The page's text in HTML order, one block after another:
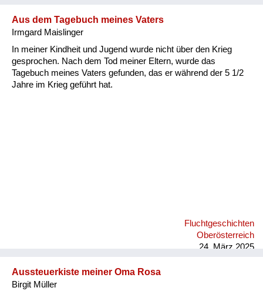
Aus dem Tagebuch meines Vaters
Irmgard Maislinger
In meiner Kindheit und Jugend wurde nicht über den Krieg
gesprochen. Nach dem Tod meiner Eltern, wurde das
Tagebuch meines Vaters gefunden, das er während der 5 1/2
Jahre im Krieg geführt hat.
Fluchtgeschichten
Oberösterreich
24. März 2025
Aussteuerkiste meiner Oma Rosa
Birgit Müller